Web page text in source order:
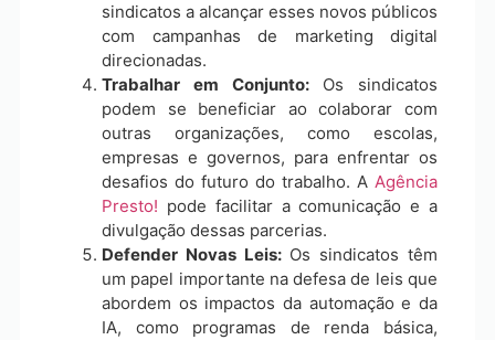
sindicatos a alcançar esses novos públicos
com campanhas de marketing digital
direcionadas.
Trabalhar em Conjunto:Os sindicatos
podem se beneficiar ao colaborar com
outras organizações, como escolas,
empresas e governos, para enfrentar os
desafios do futuro do trabalho. A Agência
Presto! pode facilitar a comunicação e a
divulgação dessas parcerias.
Defender Novas Leis:Os sindicatos têm
um papel importante na defesa de leis que
abordem os impactos da automação e da
IA, como programas de renda básica,